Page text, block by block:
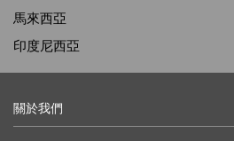
馬來西亞
印度尼西亞
關於我們